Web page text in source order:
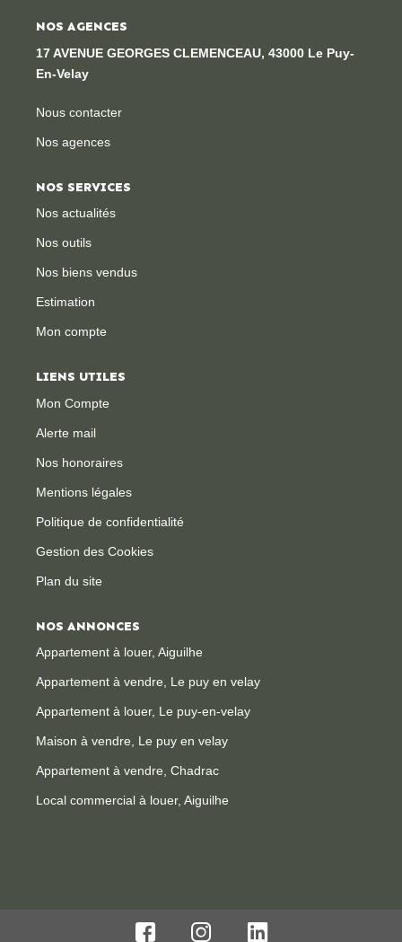
Nos Services
NOS AGENCES
17 AVENUE GEORGES CLEMENCEAU, 43000 Le Puy-
En-Velay
Nous contacter
Nos agences
NOS SERVICES
Nos actualités
Nos outils
Nos biens vendus
Estimation
Mon compte
LIENS UTILES
Mon Compte
Alerte mail
Nos honoraires
Mentions légales
Politique de confidentialité
Gestion des Cookies
Plan du site
NOS ANNONCES
Appartement à louer, Aiguilhe
Appartement à vendre, Le puy en velay
Appartement à louer, Le puy-en-velay
Maison à vendre, Le puy en velay
Appartement à vendre, Chadrac
Local commercial à louer, Aiguilhe